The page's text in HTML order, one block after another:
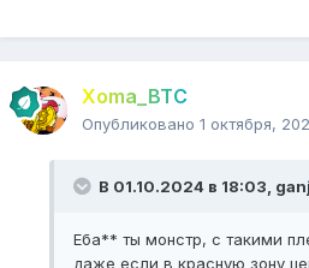
Xoma_BTC
Опубликовано 1 октября,
В 01.10.2024 в 18:03,
Еба** ты монстр, с такими
даже если в красную зону